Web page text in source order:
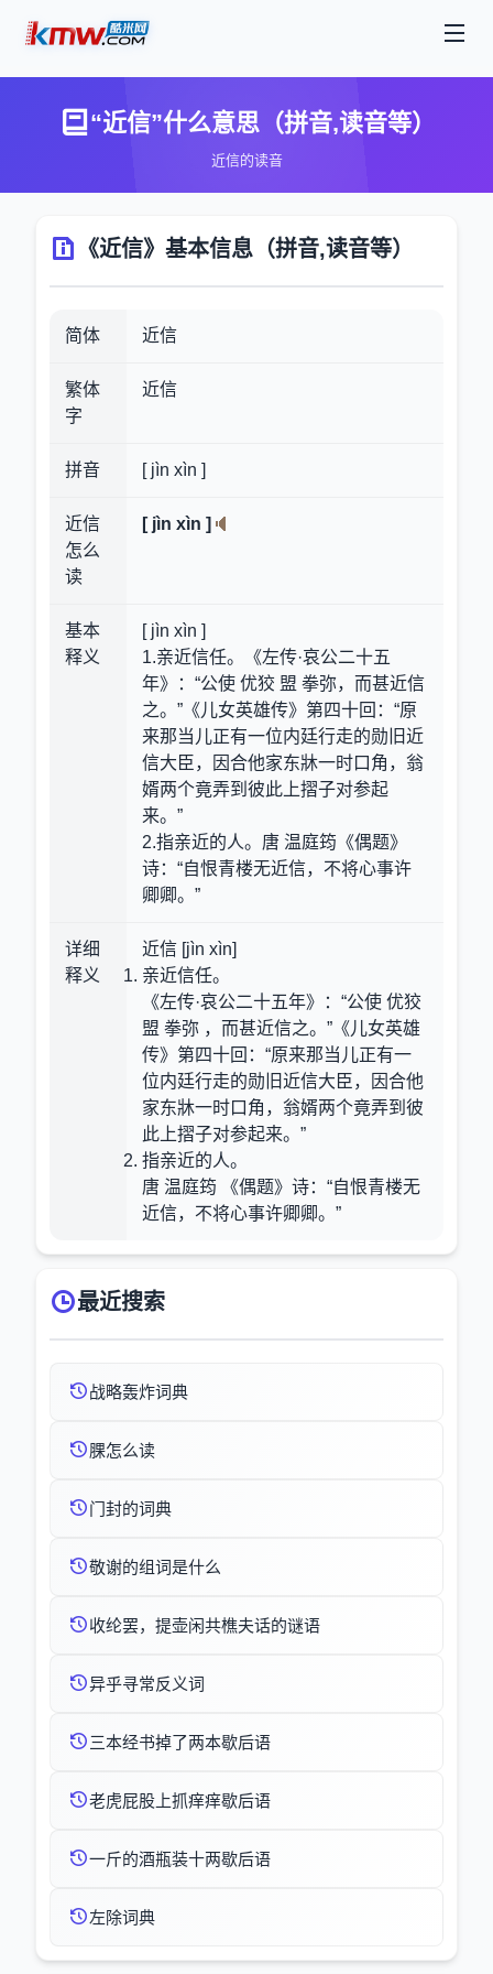
“近信”什么意思（拼音,读音等）
近信的读音
《近信》基本信息（拼音,读音等）
简体 近信
繁体
字
近信
拼音 [ jìn xìn ]
近信
怎么
读
[ jìn xìn ]
基本
释义
[ jìn xìn ]
1.亲近信任。《左传·哀公二十五
年》：“公使 优狡 盟 拳弥，而甚近信
之。”《儿女英雄传》第四十回：“原
来那当儿正有一位内廷行走的勋旧近
信大臣，因合他家东牀一时口角，翁
婿两个竟弄到彼此上摺子对参起
来。”
2.指亲近的人。唐 温庭筠《偶题》
诗：“自恨青楼无近信，不将心事许
卿卿。”
详细
释义
近信 [jìn xìn]
亲近信任。
《左传·哀公二十五年》：“公使 优狡
盟 拳弥 ，而甚近信之。”《儿女英雄
传》第四十回：“原来那当儿正有一
位内廷行走的勋旧近信大臣，因合他
家东牀一时口角，翁婿两个竟弄到彼
此上摺子对参起来。”
指亲近的人。
唐 温庭筠 《偶题》诗：“自恨青楼无
近信，不将心事许卿卿。”
最近搜索
战略轰炸词典
腂怎么读
门封的词典
敬谢的组词是什么
收纶罢，提壶闲共樵夫话的谜语
异乎寻常反义词
三本经书掉了两本歇后语
老虎屁股上抓痒痒歇后语
一斤的酒瓶装十两歇后语
左除词典